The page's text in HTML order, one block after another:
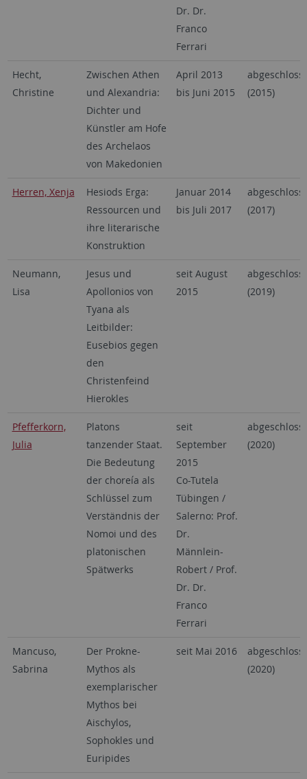
Dr. Dr.
Franco
Ferrari
Hecht,
Christine
Zwischen Athen
und Alexandria:
Dichter und
Künstler am Hofe
des Archelaos
von Makedonien
April 2013
bis Juni 2015
(2015)
Herren, Xenja
Hesiods Erga:
Ressourcen und
ihre literarische
Konstruktion
Januar 2014
bis Juli 2017
(2017)
Neumann,
Lisa
Jesus und
Apollonios von
Tyana als
Leitbilder:
Eusebios gegen
den
Christenfeind
Hierokles
seit August
2015
(2019)
Pfefferkorn,
Julia
Platons
tanzender Staat.
Die Bedeutung
der choreía als
Schlüssel zum
Verständnis der
Nomoi und des
platonischen
Spätwerks
seit
September
2015
Co-Tutela
Tübingen /
Salerno: Prof.
Dr.
Männlein-
Robert / Prof.
Dr. Dr.
Franco
Ferrari
(2020)
Mancuso,
Sabrina
Der Prokne-
Mythos als
exemplarischer
Mythos bei
Aischylos,
Sophokles und
Euripides
seit Mai 2016
(2020)